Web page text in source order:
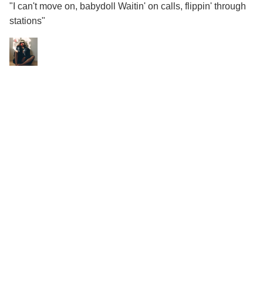
"I can't move on, babydoll Waitin' on calls, flippin' through
stations"